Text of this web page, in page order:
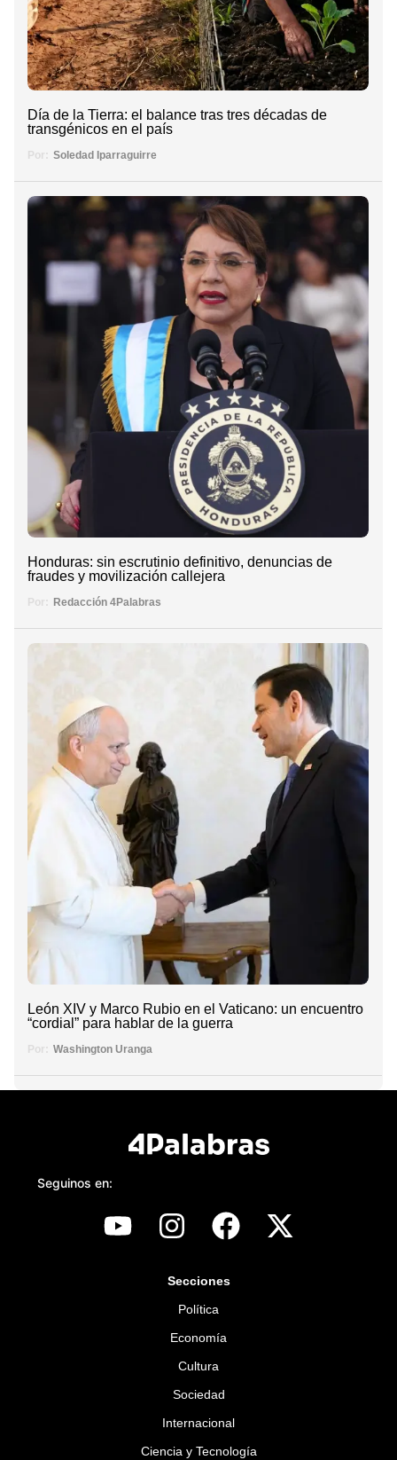
Día de la Tierra: el balance tras tres décadas de
transgénicos en el país
Por: Soledad Iparraguirre
Honduras: sin escrutinio definitivo, denuncias de
fraudes y movilización callejera
Por: Redacción 4Palabras
León XIV y Marco Rubio en el Vaticano: un encuentro
“cordial” para hablar de la guerra
Por: Washington Uranga
Seguinos en:
Secciones
Política
Economía
Cultura
Sociedad
Internacional
Ciencia y Tecnología